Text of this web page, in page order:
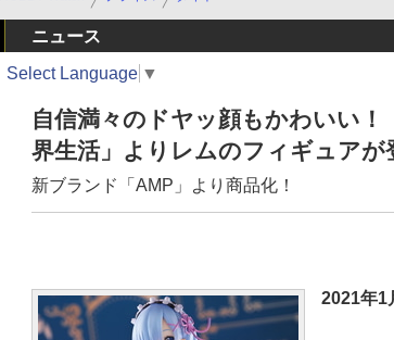
ニュース
Select Language ▼
自信満々のドヤッ顔もかわいい
界生活」よりレムのフィギュアが
新ブランド「AMP」より商品化！
2021年1